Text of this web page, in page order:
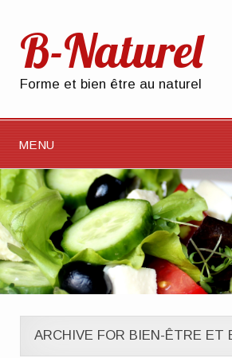
B-Naturel
Forme et bien être au naturel
MENU
ARCHIVE FOR BIEN-ÊTRE ET